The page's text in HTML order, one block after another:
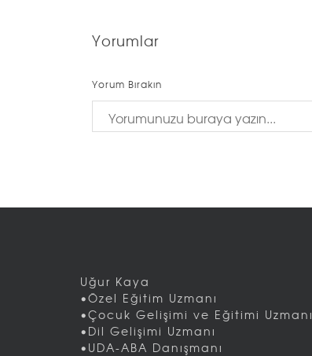
Yorumlar
Yorum Bırakın
Uğur Kaya
•Özel Eğitim Uzmanı
•Çocuk Gelişimi ve Eğitimi Uzmanı
•Dil Gelişimi Uzmanı
•UDA-ABA Danışmanı